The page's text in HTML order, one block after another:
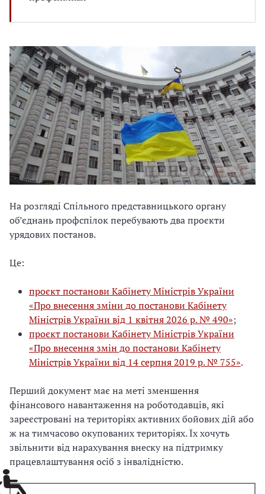
На розгляді Спільного представницького органу
об’єднань профспілок перебувають два проєкти
урядових постанов.
Це:
проєкт постанови Кабінету Міністрів України
«Про внесення зміни до постанови Кабінету
Міністрів України від 1 квітня 2026 р. № 490»;
проєкт постанови Кабінету Міністрів України
«Про внесення змін до постанови Кабінету
Міністрів України від 14 серпня 2019 р. № 755».
Перший документ має на меті зменшення
фінансового навантаження на роботодавців, які
зареєстровані на територіях активних бойових дій або
ж на тимчасово окупованих територіях. Їх хочуть
звільнити від нарахування внеску на підтримку
працевлаштування осіб з інвалідністю.